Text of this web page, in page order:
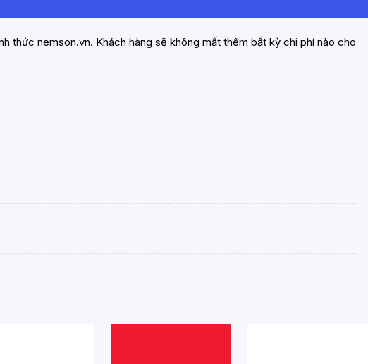
thức nemson.vn. Khách hàng sẽ không mất thêm bất kỳ chi phí nào cho